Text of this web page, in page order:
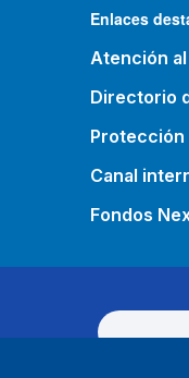
Enlaces
Atención
Directorio
Protección
Canal
Fondos